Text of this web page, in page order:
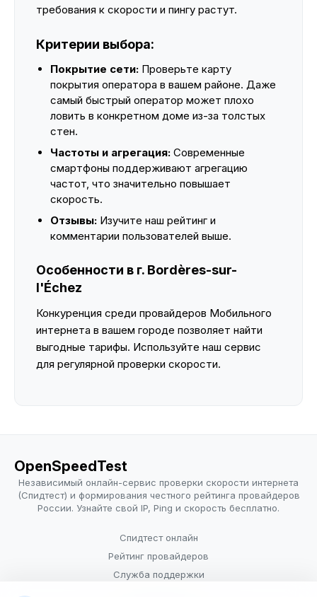
требования к скорости и пингу растут.
Критерии выбора:
Покрытие сети: Проверьте карту
покрытия оператора в вашем районе. Даже
самый быстрый оператор может плохо
ловить в конкретном доме из-за толстых
стен.
Частоты и агрегация: Современные
смартфоны поддерживают агрегацию
частот, что значительно повышает
скорость.
Отзывы: Изучите наш рейтинг и
комментарии пользователей выше.
Особенности в г. Bordères-sur-
l'Échez
Конкуренция среди провайдеров Мобильного
интернета в вашем городе позволяет найти
выгодные тарифы. Используйте наш сервис
для регулярной проверки скорости.
OpenSpeedTest
Независимый онлайн-сервис проверки скорости интернета
(Спидтест) и формирования честного рейтинга провайдеров
России. Узнайте свой IP, Ping и скорость бесплатно.
Спидтест онлайн
Рейтинг провайдеров
Служба поддержки